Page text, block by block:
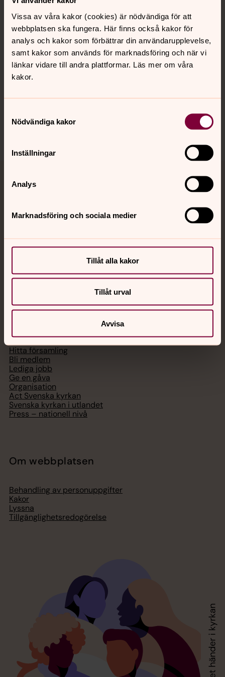
Vissa av våra kakor (cookies) är nödvändiga för att
webbplatsen ska fungera. Här finns också kakor för
analys och kakor som förbättrar din användarupplevelse,
samt kakor som används för marknadsföring och när vi
länkar vidare till andra plattformar. Läs mer om våra
kakor.
Nödvändiga kakor
Inställningar
Analys
Marknadsföring och sociala medier
Tillåt alla kakor
Tillåt urval
Avvisa
Kalender
Hitta snabbt
Jourhavande präst
Akut samtals- och krisstöd. Prata eller chatta anonymt
med en präst på kvällar och nätter.
Chatt
Telefon 112
Hitta församling
Bli medlem
Lediga jobb
Ge en gåva
Organisation
Act Svenska kyrkan
Svenska kyrkan i utlandet
Press – nationell nivå
Om webbplatsen
Behandling av personuppgifter
Kakor
Lyssna
Tillgänglighetsredogörelse